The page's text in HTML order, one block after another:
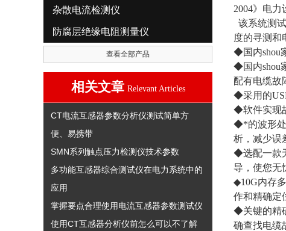
杂散电流检测仪
防腐层绝缘电阻测量仪
查看全部产品
相关文章 Relevant Articles
CT电流互感器参数分析仪测试简单方
便、易携带
SMN系列触点压力检测仪技术参数
多功能互感器综合测试仪在电力系统中的
应用
掌握要点合理使用电流互感器参数测试仪
使用CT互感器分析仪前怎么可以不了解
2004》电力
该系统测
度的寻测和
◆国内shou
◆国内shou
配有电缆故
◆采用的
◆软件实现
◆*的波形处
析，减少误
◆选配一款
导，使您无
◆10G内存
作和精确定
◆关键的精
确查找电缆